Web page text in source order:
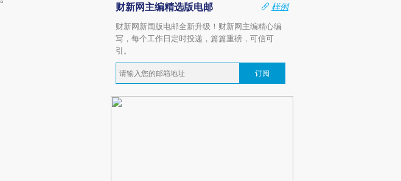
财新网主编精选版电邮
样例
财新网新闻版电邮全新升级！财新网主编精心编
写，每个工作日定时投递，篇篇重磅，可信可
引。
订阅